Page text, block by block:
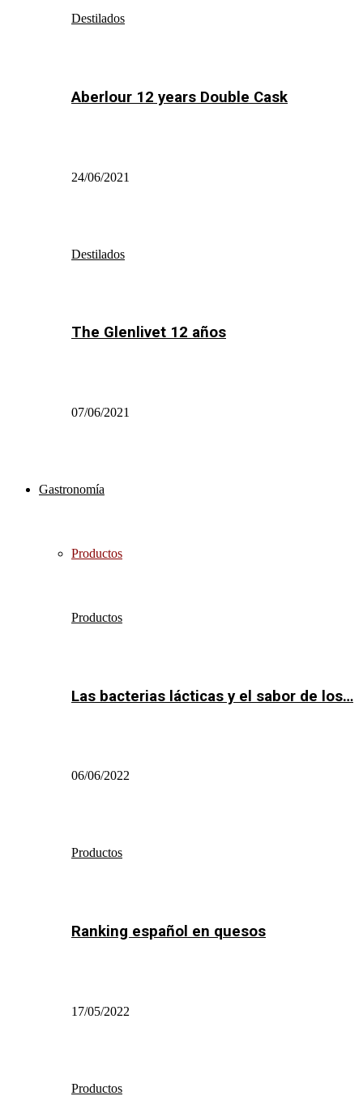
Destilados
Aberlour 12 years Double Cask
24/06/2021
Destilados
The Glenlivet 12 años
07/06/2021
Gastronomía
Productos
Productos
Las bacterias lácticas y el sabor de los…
06/06/2022
Productos
Ranking español en quesos
17/05/2022
Productos